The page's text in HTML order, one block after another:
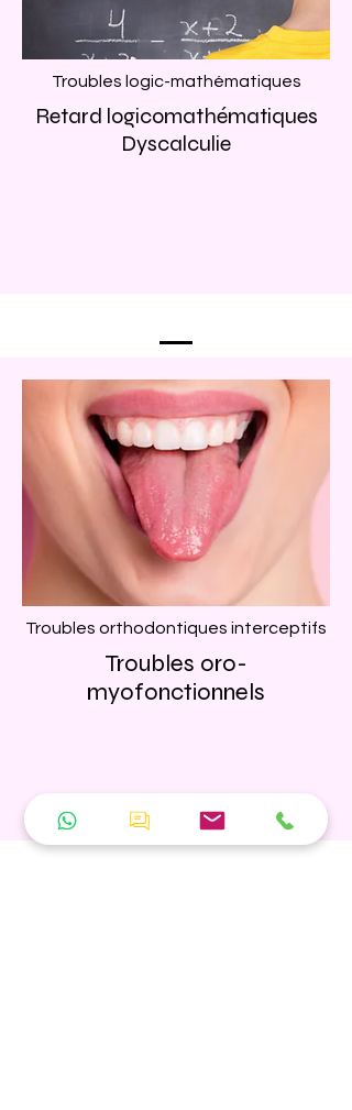
Troubles logic-mathématiques
Retard logicomathématiques
Dyscalculie
Troubles orthodontiques interceptifs
Troubles oro-
myofonctionnels